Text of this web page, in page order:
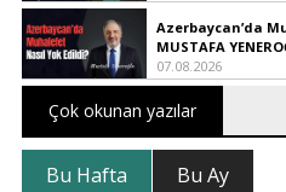
Azerbaycan’da
MUSTAFA
07.08.2026
Çok okunan yazılar
Bu Hafta Bu Ay